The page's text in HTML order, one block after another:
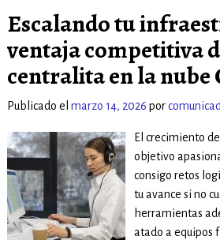
Escalando tu
ventaja competitiva
centralita en la nube
Publicado el marzo 14, 2026 por
El crecimiento
objetivo
consigo retos
tu avance si no
herramientas
atado a equipos